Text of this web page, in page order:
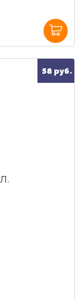
58 руб.